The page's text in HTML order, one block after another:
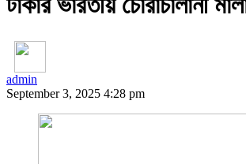
admin
September 3, 2025 4:28 pm